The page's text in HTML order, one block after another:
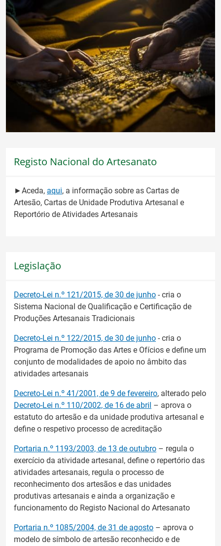
Registo Nacional do Artesanato
►Aceda, aqui, a informação sobre as Cartas de
Artesão, Cartas de Unidade Produtiva Artesanal e
Reportório de Atividades Artesanais
Legislação
Decreto-Lei n.º 121/2015, de 30 de junho - cria o
Sistema Nacional de Qualificação e Certificação de
Produções Artesanais Tradicionais
Decreto-Lei n.º 122/2015, de 30 de junho - cria o
Programa de Promoção das Artes e Ofícios e define um
conjunto de modalidades de apoio no âmbito das
atividades artesanais
Decreto-Lei n.º 41/2001, de 9 de fevereiro, alterado pelo
Decreto-Lei n.º 110/2002, de 16 de abril – aprova o
estatuto do artesão e da unidade produtiva artesanal e
define o respetivo processo de acreditação
Portaria n.º 1193/2003, de 13 de outubro – regula o
exercício da atividade artesanal, define o repertório das
atividades artesanais, regula o processo de
reconhecimento dos artesãos e das unidades
produtivas artesanais e ainda a organização e
funcionamento do Registo Nacional do Artesanato
Portaria n.º 1085/2004, de 31 de agosto – aprova o
modelo de símbolo de artesão reconhecido e de